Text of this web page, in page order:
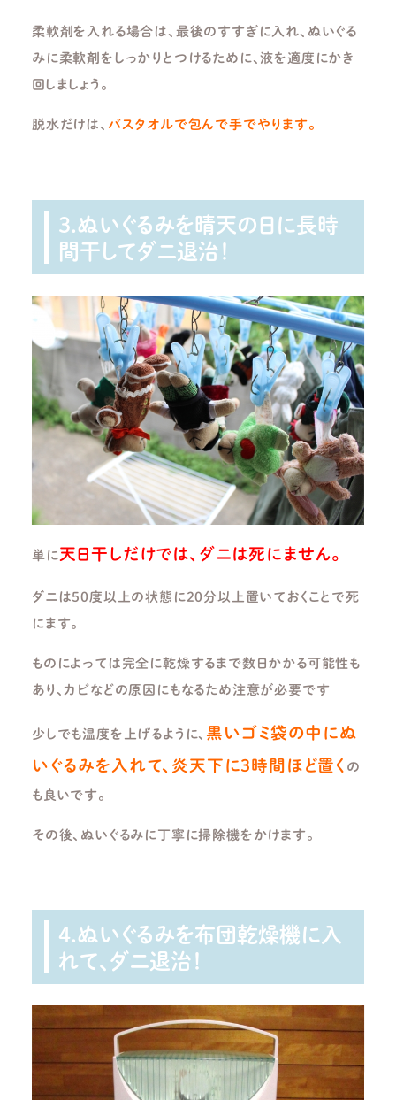
柔軟剤を入れる場合は、最後のすすぎに入れ、ぬいぐる
みに柔軟剤をしっかりとつけるために、液を適度にかき
回しましょう。
脱水だけは、 バスタオルで包んで手でやります。
3.ぬいぐるみを晴天の日に長時
間干してダニ退治！
単に天日干しだけでは、ダニは死にません。
ダニは50度以上の状態に20分以上置いておくことで死
にます。
ものによっては完全に乾燥するまで数日かかる可能性も
あり、カビなどの原因にもなるため注意が必要です
少しでも温度を上げるように、 黒いゴミ袋の中にぬ
いぐるみを入れて、炎天下に3時間ほど置く の
も良いです。
その後、ぬいぐるみに丁寧に掃除機をかけます。
4.ぬいぐるみを布団乾燥機に入
れて、ダニ退治！